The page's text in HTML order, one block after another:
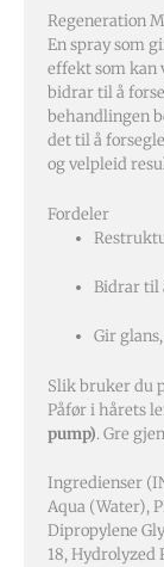
Regeneration
En spray som
effekt som kan
bidrar til å
behandlingen
det til å
og velpleid
Fordeler
Bidrar til
Gir
Slik bruker du
Påfør i hårets
pump). Gre
Ingredienser
Aqua (Water),
Dipropylene
18, Hydrolyzed